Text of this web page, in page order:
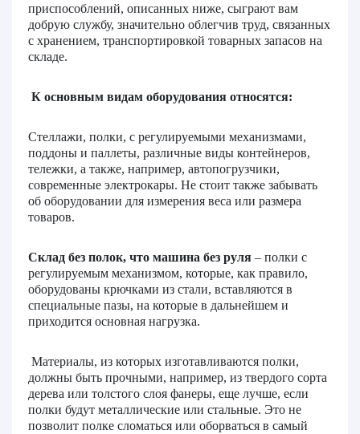
приспособлений, описанных ниже, сыграют вам
добрую службу, значительно облегчив труд, связанных
с хранением, транспортировкой товарных запасов на
складе.
К основным видам оборудования относятся:
Стеллажи, полки, с регулируемыми механизмами,
поддоны и паллеты, различные виды контейнеров,
тележки, а также, например, автопогрузчики,
современные электрокары. Не стоит также забывать
об оборудовании для измерения веса или размера
товаров.
Склад без полок, что машина без руля – полки с
регулируемым механизмом, которые, как правило,
оборудованы крючками из стали, вставляются в
специальные пазы, на которые в дальнейшем и
приходится основная нагрузка.
Материалы, из которых изготавливаются полки,
должны быть прочными, например, из твердого сорта
дерева или толстого слоя фанеры, еще лучше, если
полки будут металлические или стальные. Это не
позволит полке сломаться или оборваться в самый